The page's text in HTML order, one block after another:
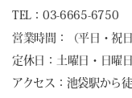
TEL：03-6665-6750
営業時間：（平日・祝
定休日：土曜日・日曜日
アクセス：池袋駅から